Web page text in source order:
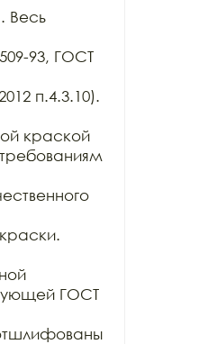
Весь
93, ГОСТ
п.4.3.10).
краской
ГОСТ